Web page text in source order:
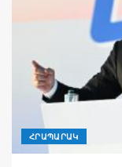
ՀՐԱՊԱՐԱԿ